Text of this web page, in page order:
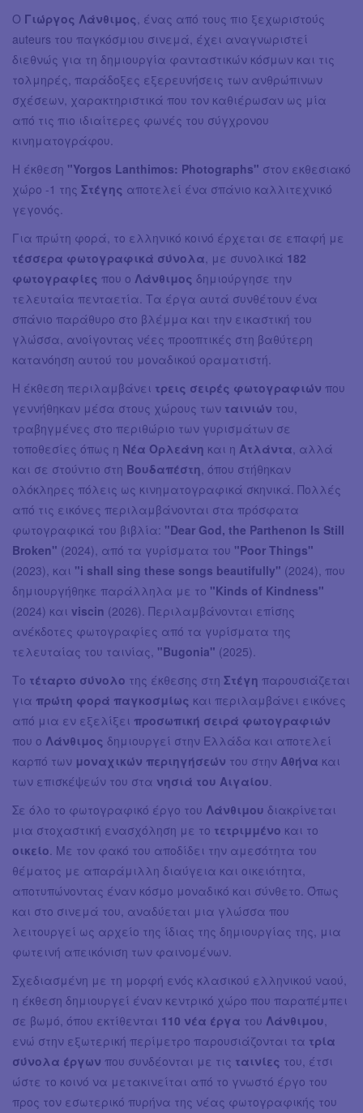
Ο Γιώργος Λάνθιμος, ένας από τους πιο ξεχωριστούς
auteurs του παγκόσμιου σινεμά, έχει αναγνωριστεί
διεθνώς για τη δημιουργία φανταστικών κόσμων και τις
τολμηρές, παράδοξες εξερευνήσεις των ανθρώπινων
σχέσεων, χαρακτηριστικά που τον καθιέρωσαν ως μία
από τις πιο ιδιαίτερες φωνές του σύγχρονου
κινηματογράφου.
Η έκθεση "Yorgos Lanthimos: Photographs" στον εκθεσιακό
χώρο -1 της Στέγης αποτελεί ένα σπάνιο καλλιτεχνικό
γεγονός.
Για πρώτη φορά, το ελληνικό κοινό έρχεται σε επαφή με
τέσσερα φωτογραφικά σύνολα, με συνολικά 182
φωτογραφίες που ο Λάνθιμος δημιούργησε την
τελευταία πενταετία. Τα έργα αυτά συνθέτουν ένα
σπάνιο παράθυρο στο βλέμμα και την εικαστική του
γλώσσα, ανοίγοντας νέες προοπτικές στη βαθύτερη
κατανόηση αυτού του μοναδικού οραματιστή.
Η έκθεση περιλαμβάνει τρεις σειρές φωτογραφιών που
γεννήθηκαν μέσα στους χώρους των ταινιών του,
τραβηγμένες στο περιθώριο των γυρισμάτων σε
τοποθεσίες όπως η Νέα Ορλεάνη και η Ατλάντα, αλλά
και σε στούντιο στη Βουδαπέστη, όπου στήθηκαν
ολόκληρες πόλεις ως κινηματογραφικά σκηνικά. Πολλές
από τις εικόνες περιλαμβάνονται στα πρόσφατα
φωτογραφικά του βιβλία: "Dear God, the Parthenon Is Still
Broken" (2024), από τα γυρίσματα του "Poor Things"
(2023), και "i shall sing these songs beautifully" (2024), που
δημιουργήθηκε παράλληλα με το "Kinds of Kindness"
(2024) και viscin (2026). Περιλαμβάνονται επίσης
ανέκδοτες φωτογραφίες από τα γυρίσματα της
τελευταίας του ταινίας, "Bugonia" (2025).
Το τέταρτο σύνολο της έκθεσης στη Στέγη παρουσιάζεται
για πρώτη φορά παγκοσμίως και περιλαμβάνει εικόνες
από μια εν εξελίξει προσωπική σειρά φωτογραφιών
που ο Λάνθιμος δημιουργεί στην Ελλάδα και αποτελεί
καρπό των μοναχικών περιηγήσεών του στην Αθήνα και
των επισκέψεών του στα νησιά του Αιγαίου.
Σε όλο το φωτογραφικό έργο του Λάνθιμου διακρίνεται
μια στοχαστική ενασχόληση με το τετριμμένο και το
οικείο. Με τον φακό του αποδίδει την αμεσότητα του
θέματος με απαράμιλλη διαύγεια και οικειότητα,
αποτυπώνοντας έναν κόσμο μοναδικό και σύνθετο. Όπως
και στο σινεμά του, αναδύεται μια γλώσσα που
λειτουργεί ως αρχείο της ίδιας της δημιουργίας της, μια
φωτεινή απεικόνιση των φαινομένων.
Σχεδιασμένη με τη μορφή ενός κλασικού ελληνικού ναού,
η έκθεση δημιουργεί έναν κεντρικό χώρο που παραπέμπει
σε βωμό, όπου εκτίθενται 110 νέα έργα του Λάνθιμου,
ενώ στην εξωτερική περίμετρο παρουσιάζονται τα τρία
σύνολα έργων που συνδέονται με τις ταινίες του, έτσι
ώστε το κοινό να μετακινείται από το γνωστό έργο του
προς τον εσωτερικό πυρήνα της νέας φωτογραφικής του